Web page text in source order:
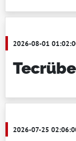
2026-08-01
2026-07-25